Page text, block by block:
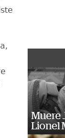
Muere
Lionel